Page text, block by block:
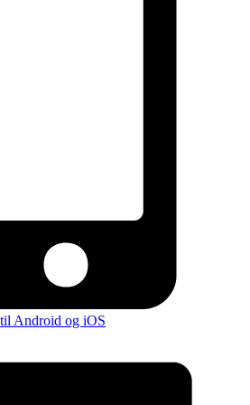
Android og iOS